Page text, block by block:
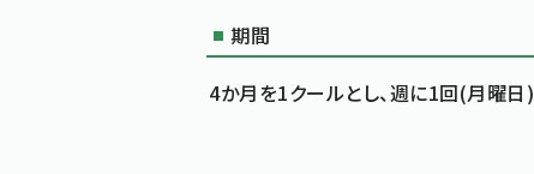
期間
4か月を1クールとし、週に1回(月曜日)